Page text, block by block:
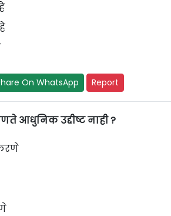
On WhatsApp Report
आधुनिक उद्दीष्ट नाही ?